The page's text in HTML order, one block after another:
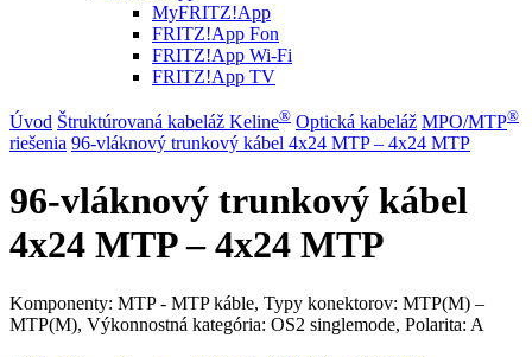
MyFRITZ!App
FRITZ!App Fon
FRITZ!App Wi-Fi
FRITZ!App TV
Úvod Štruktúrovaná kabeláž Keline® Optická kabeláž MPO/MTP®
riešenia 96-vláknový trunkový kábel 4x24 MTP – 4x24 MTP
96-vláknový trunkový kábel
4x24 MTP – 4x24 MTP
Komponenty: MTP - MTP káble, Typy konektorov: MTP(M) –
MTP(M), Výkonnostná kategória: OS2 singlemode, Polarita: A